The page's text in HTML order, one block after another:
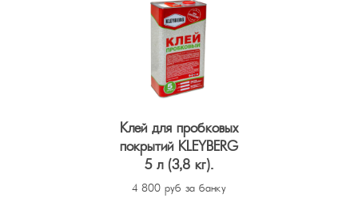
Клей для пробковых
покрытий KLEYBERG
5 л (3,8 кг).
4 800 руб за банку